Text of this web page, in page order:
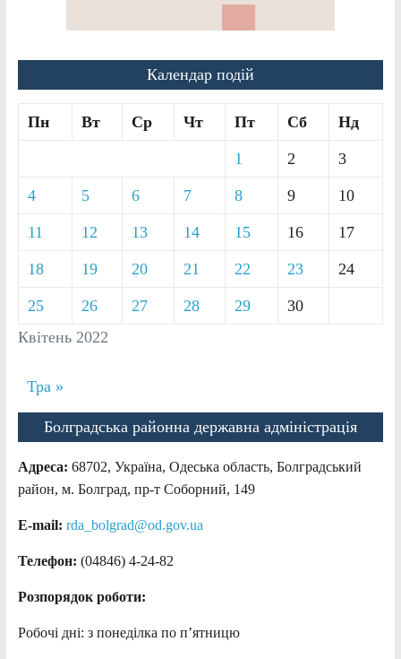
Календар подій
Квітень 2022
Пн Вт Ср Чт Пт Сб Нд
1 2 3
4 5 6 7 8 9 10
11 12 13 14 15 16 17
18 19 20 21 22 23 24
25 26 27 28 29 30
Тра »
Болградська районна державна адміністрація
Адреса: 68702, Україна, Одеська область, Болградський
район, м. Болград, пр-т Соборний, 149
E-mail: rda_bolgrad@od.gov.ua
Телефон: (04846) 4-24-82
Розпорядок роботи:
Робочі дні: з понеділка по п’ятницю